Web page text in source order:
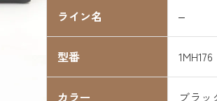
ライン名 –
型番 1MH176
カラー ブラッ